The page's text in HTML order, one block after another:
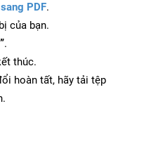
PDF.
của bạn.
.
thúc.
hoàn tất, hãy tải tệp